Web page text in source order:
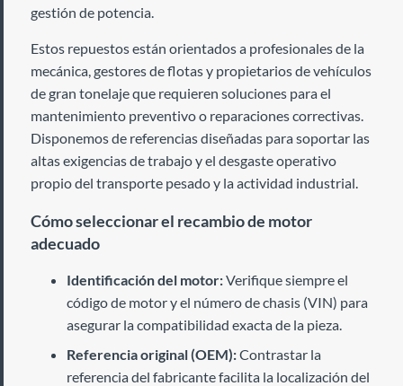
gestión de potencia.
Estos repuestos están orientados a profesionales de la
mecánica, gestores de flotas y propietarios de vehículos
de gran tonelaje que requieren soluciones para el
mantenimiento preventivo o reparaciones correctivas.
Disponemos de referencias diseñadas para soportar las
altas exigencias de trabajo y el desgaste operativo
propio del transporte pesado y la actividad industrial.
Cómo seleccionar el recambio de motor
adecuado
Identificación del motor:Verifique siempre el
código de motor y el número de chasis (VIN) para
asegurar la compatibilidad exacta de la pieza.
Referencia original (OEM):Contrastar la
referencia del fabricante facilita la localización del